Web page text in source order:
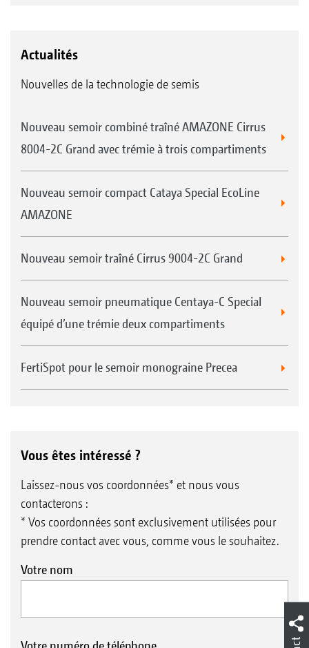
Actualités
Nouvelles de la technologie de semis
Nouveau semoir combiné traîné AMAZONE Cirrus
8004-2C Grand avec trémie à trois compartiments
Nouveau semoir compact Cataya Special EcoLine
AMAZONE
Nouveau semoir traîné Cirrus 9004-2C Grand
Nouveau semoir pneumatique Centaya-C Special
équipé d’une trémie deux compartiments
FertiSpot pour le semoir monograine Precea
Vous êtes intéressé ?
Laissez-nous vos coordonnées* et nous vous
contacterons :
* Vos coordonnées sont exclusivement utilisées pour
prendre contact avec vous, comme vous le souhaitez.
Votre nom